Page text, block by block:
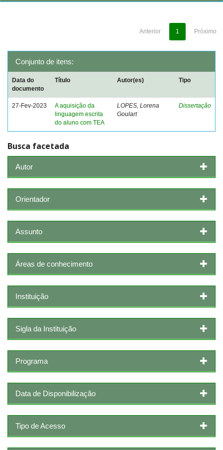
Anterior 1 Próximo
Conjunto de itens:
Data do
documento
Título Autor(es) Tipo
27-Fev-2023
A aquisição da
linguagem escrita
do aluno com TEA
LOPES, Lorena
Goulart
Dissertação
Busca facetada
Autor
Orientador
Assunto
Áreas de conhecimento
Instituição
Sigla da Instituição
Programa
Data de Disponibilização
Tipo de Acesso